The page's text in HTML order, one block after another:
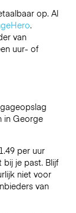
op. Al
.
van
uur- of
in George
per uur
je past. Blijf
niet voor
van